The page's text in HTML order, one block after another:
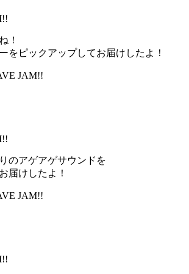
！
をピックアップしてお届けしたよ！
JAM!!
のアゲアゲサウンドを
届けしたよ！
JAM!!